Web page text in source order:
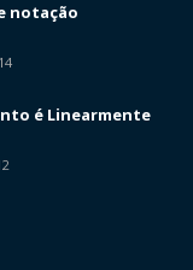
notação
é Linearmente